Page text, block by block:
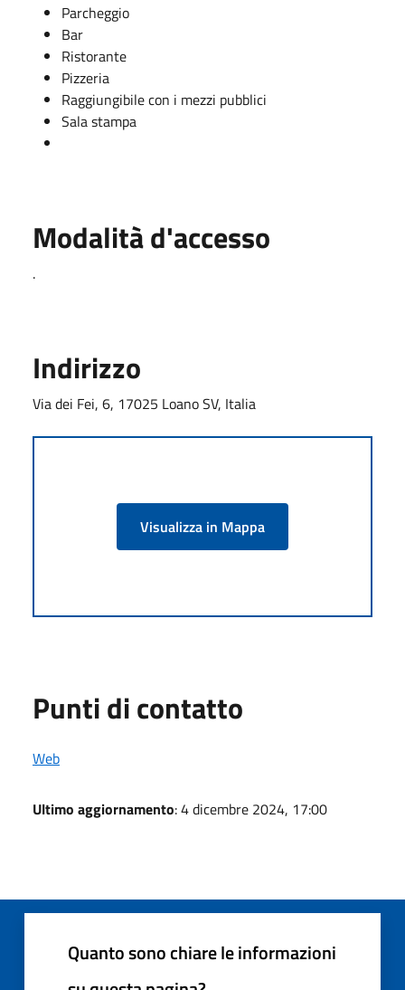
Parcheggio
Bar
Ristorante
Pizzeria
Raggiungibile con i mezzi pubblici
Sala stampa
Modalità d'accesso
.
Indirizzo
Via dei Fei, 6, 17025 Loano SV, Italia
Visualizza in Mappa
Punti di contatto
Web
Ultimo aggiornamento: 4 dicembre 2024, 17:00
Quanto sono chiare le informazioni